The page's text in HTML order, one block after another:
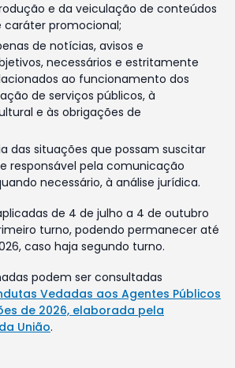
e da veiculação de conteúdos
caráter promocional;
de notícias, avisos e
necessários e estritamente
ao funcionamento dos
de serviços públicos, à
e às obrigações de
das situações que possam suscitar
responsável pela comunicação
necessário, à análise jurídica.
de 4 de julho a 4 de outubro
turno, podendo permanecer até
caso haja segundo turno.
podem ser consultadas
Vedadas aos Agentes Públicos
de 2026, elaborada pela
União.